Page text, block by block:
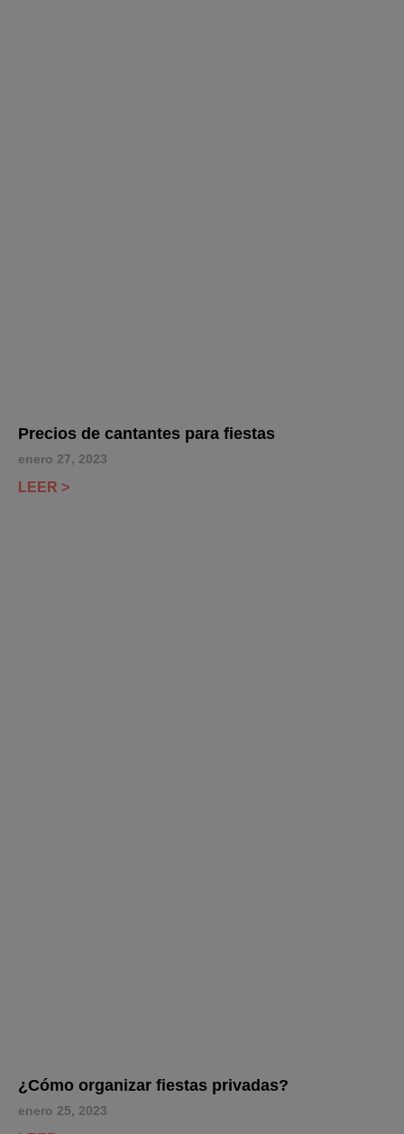
Precios de cantantes para fiestas
enero 27, 2023
LEER >
¿Cómo organizar fiestas privadas?
enero 25, 2023